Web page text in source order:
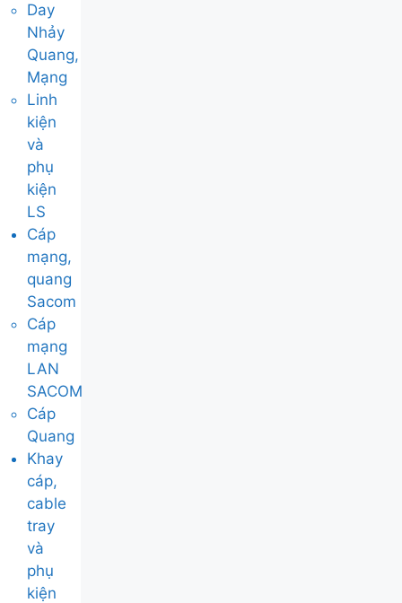
Day
Nhảy
Quang,
Mạng
Linh
kiện
và
phụ
kiện
LS
Cáp
mạng,
quang
Sacom
Cáp
mạng
LAN
SACOM
Cáp
Quang
Khay
cáp,
cable
tray
và
phụ
kiện